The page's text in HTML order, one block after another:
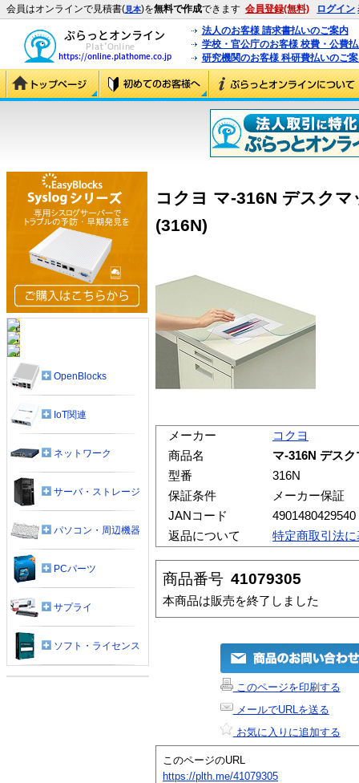
会員はオンラインで見積書(見本)を無料で作成できます 会員登録(無料) ログイン
法人のお客様 請求書払いのご案内
学校・官公庁のお客様 校費・公費
研究機関のお客様 科研費払いのご
コクヨ マ-316N デスク
(316N)
メーカー
コクヨ
商品名
マ-316N デス
型番
316N
保証条件
メーカー保証
JANコード
4901480429540
返品について
特定商取引法
商品番号 41079305
本商品は販売を終了しました
このページを印刷する
メールでURLを送る
お気に入りに追加する
このページのURL
https://plth.me/41079305
OpenBlocks
IoT関連
ネットワーク
サーバ・ストレージ
パソコン・周辺機器
PCパーツ
サプライ
ソフト・ライセンス